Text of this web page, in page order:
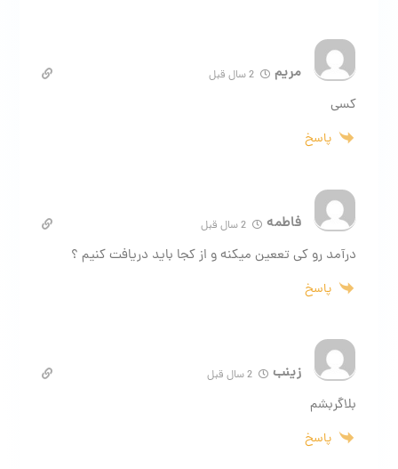
مریم 2 سال قبل
کسی
پاسخ
فاطمه
درآمد رو کی تععین میکنه و از کجا باید دریافت کنیم ؟
پاسخ
زینب 2 سال قبل
بلاگربشم
پاسخ